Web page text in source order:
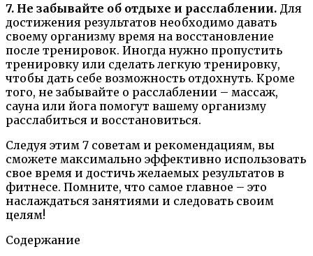
7. Не забывайте об отдыхе и расслаблении. Для
достижения результатов необходимо давать
своему организму время на восстановление
после тренировок. Иногда нужно пропустить
тренировку или сделать легкую тренировку,
чтобы дать себе возможность отдохнуть. Кроме
того, не забывайте о расслаблении – массаж,
сауна или йога помогут вашему организму
расслабиться и восстановиться.
Следуя этим 7 советам и рекомендациям, вы
сможете максимально эффективно использовать
свое время и достичь желаемых результатов в
фитнесе. Помните, что самое главное – это
наслаждаться занятиями и следовать своим
целям!
Содержание